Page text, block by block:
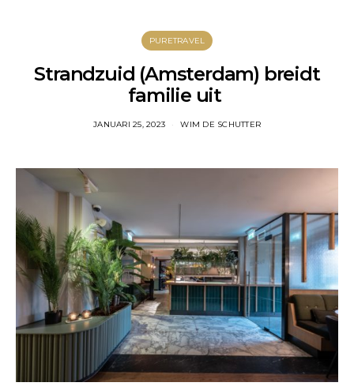
PURETRAVEL
Strandzuid (Amsterdam) breidt
familie uit
JANUARI 25, 2023 WIM DE SCHUTTER